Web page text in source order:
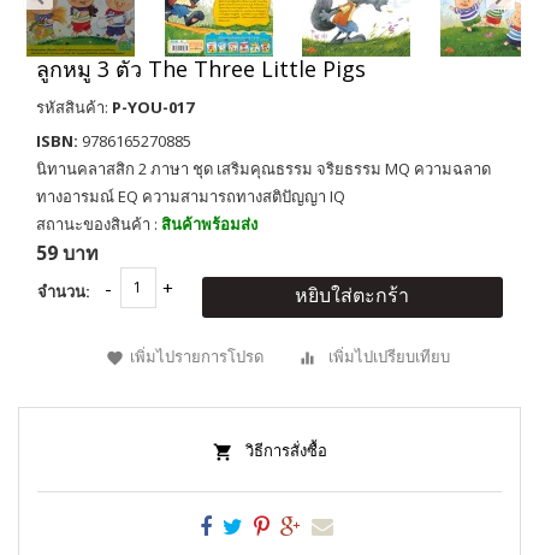
ลูกหมู 3 ตัว The Three Little Pigs
รหัสสินค้า: P-YOU-017
ISBN: 9786165270885
นิทานคลาสสิก 2 ภาษา ชุด เสริมคุณธรรม จริยธรรม MQ ความฉลาด
ทางอารมณ์ EQ ความสามารถทางสติปัญญา IQ
สถานะของสินค้า : สินค้าพร้อมส่ง
59 บาท
จำนวน: หยิบใส่ตะกร้า
เพิ่มไปรายการโปรด เพิ่มไปเปรียบเทียบ
วิธีการสั่งซื้อ